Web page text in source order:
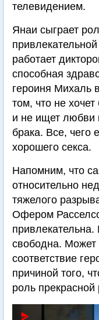
телевидением.
Янаи сыграет
работает
способная
героиня Михаль
том, что не
и не ищет любви
брака. Все, чего
хорошего секса.
Напомним, что
относительно
тяжелого
Офером
свободна. Может
соответствие
причиной того,
роль